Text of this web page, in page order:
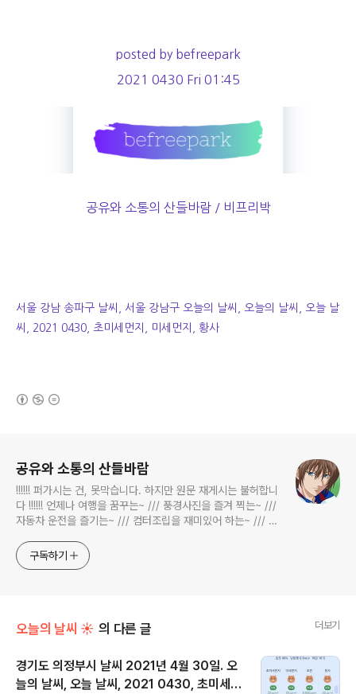
posted by befreepark
2021 0430 Fri 01:45
공유와 소통의 산들바람 / 비프리박
서울 강남 송파구 날씨, 서울 강남구 오늘의 날씨, 오늘의 날씨, 오늘 날
씨, 2021 0430, 초미세먼지, 미세먼지, 황사
공유와 소통의 산들바람
!!!!!! 퍼가시는 건, 못막습니다. 하지만 원문 재게시는 불허합니
다 !!!!!! 언제나 여행을 꿈꾸는~ /// 풍경사진을 즐겨 찍는~ ///
자동차 운전을 즐기는~ /// 컴터조립을 재미있어 하는~ /// 고
식하는 미드가 있는~ /// 사회적 이슈에 발언하는~ 不老巨
구독하기
오늘의 날씨 ☀ 의 다른 글 더보기
경기도 의정부시 날씨 2021년 4월 30일. 오
늘의 날씨, 오늘 날씨, 2021 0430, 초미세먼